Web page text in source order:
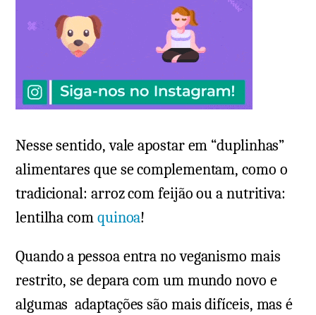
Nesse sentido, vale apostar em “duplinhas”
alimentares que se complementam, como o
tradicional: arroz com feijão ou a nutritiva:
lentilha comquinoa!
Quando a pessoa entra no veganismo mais
restrito, se depara com um mundo novo e
algumas adaptações são mais difíceis, mas é